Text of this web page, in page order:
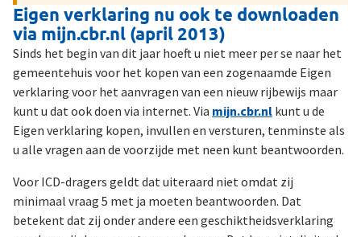
Eigen verklaring nu ook te downloaden
via mijn.cbr.nl (april 2013)
Sinds het begin van dit jaar hoeft u niet meer per se naar het
gemeentehuis voor het kopen van een zogenaamde Eigen
verklaring voor het aanvragen van een nieuw rijbewijs maar
kunt u dat ook doen via internet. Via mijn.cbr.nl kunt u de
Eigen verklaring kopen, invullen en versturen, tenminste als
u alle vragen aan de voorzijde met neen kunt beantwoorden.
Voor ICD-dragers geldt dat uiteraard niet omdat zij
minimaal vraag 5 met ja moeten beantwoorden. Dat
betekent dat zij onder andere een geschiktheidsverklaring